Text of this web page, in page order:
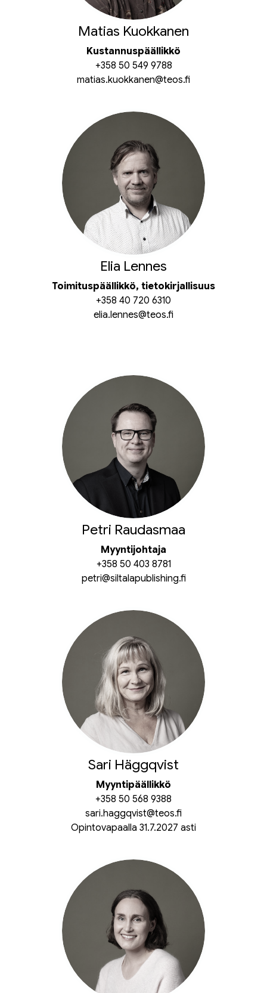
Matias Kuokkanen
Kustannuspäällikkö
+358 50 549 9788
matias.kuokkanen@teos.fi
Elia Lennes
Toimituspäällikkö, tietokirjallisuus
+358 40 720 6310
elia.lennes@teos.fi
Petri Raudasmaa
Myyntijohtaja
+358 50 403 8781
petri@siltalapublishing.fi
Sari Häggqvist
Myyntipäällikkö
+358 50 568 9388
sari.haggqvist@teos.fi
Opintovapaalla 31.7.2027 asti